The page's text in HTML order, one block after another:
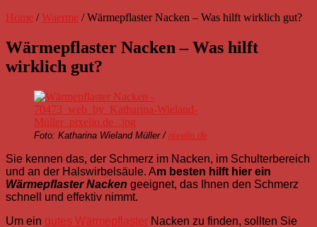
Home / Waerme / Wärmepflaster Nacken – Was hilft wirklich gut?
Wärmepflaster Nacken – Was hilft
wirklich gut?
Foto: Katharina Wieland Müller / pixelio.de
Sie kennen das, der Schmerz im Nacken, im Schulterbereich
und an der Halswirbelsäule. Am besten hilft hier ein
Wärmepflaster Nacken geeignet, das Ihnen den Schmerz
schnell und effektiv nimmt.
Um ein gutes Wärmepflaster Nacken zu finden, sollten Sie